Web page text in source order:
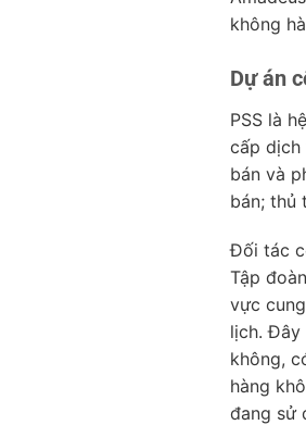
không
Dự án
PSS là
cấp dịch
bán và
bán; thủ
Đối tác
Tập
vực
lịch. Đây
không,
hàng
đang sử